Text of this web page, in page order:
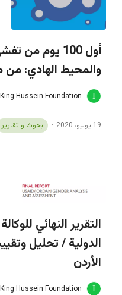
والمحيط الهادي: من
Hussein Foundation
19 يوليو، 2020 بحوث و تقارير
التقرير النهائي
الدولية / تحليل
الأردن
Hussein Foundation